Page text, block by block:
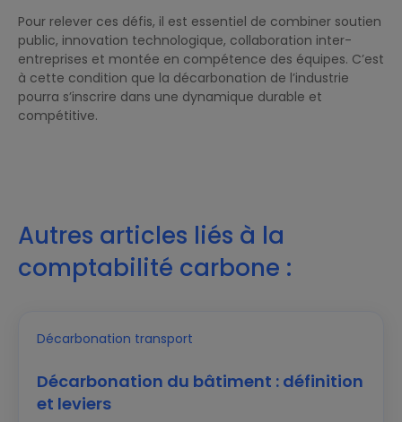
Pour relever ces défis, il est essentiel de combiner soutien
public, innovation technologique, collaboration inter-
entreprises et montée en compétence des équipes. C’est
à cette condition que la décarbonation de l’industrie
pourra s’inscrire dans une dynamique durable et
compétitive.
Autres articles liés à la
comptabilité carbone :
Décarbonation du bâtiment : définition
et leviers